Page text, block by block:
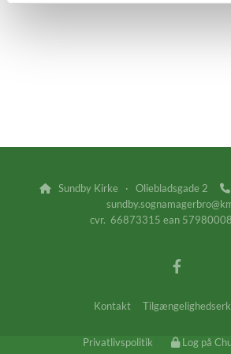
Sundby Kirke · Oliebladsgade 2 
cvr. 66873315 ean
Kontakt
Privatlivspolitik Log på